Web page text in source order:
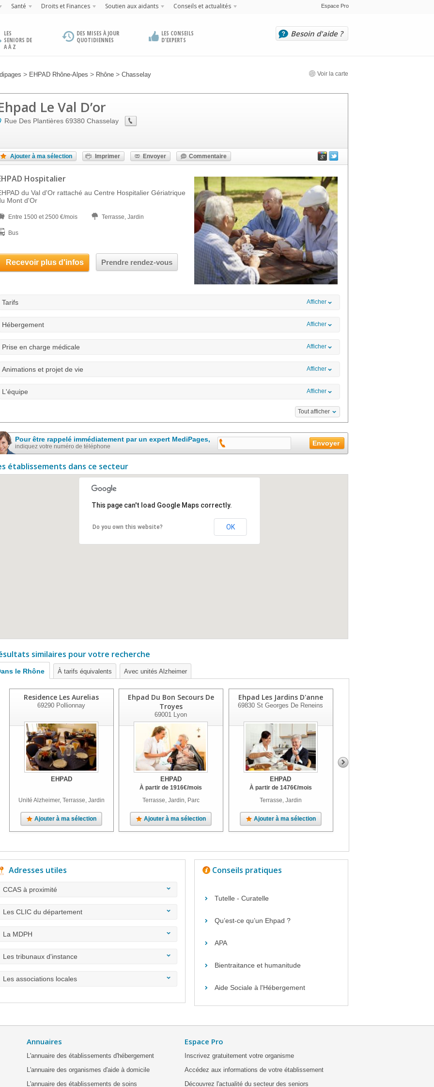
Santé Droits et Finances Soutien aux aidants Conseils et actualités Espace Pro
LES
SENIORS DE
A À Z
DES MISES À JOUR
QUOTIDIENNES
LES CONSEILS
D'EXPERTS
Besoin d'aide ?
> EHPAD Rhône-Alpes > Rhône > Chasselay Voir la carte
Le Val D’or
Rue Des Plantières 69380 Chasselay
Ajouter à ma sélection Imprimer Envoyer Commentaire
Hospitalier
du Val d'Or rattaché au Centre Hospitalier Gériatrique
Mont d'Or
Entre 1500 et 2500 €/mois Terrasse, Jardin
Bus
Recevoir plus d'infos Prendre rendez-vous
Tarifs Afficher
Hébergement Afficher
Prise en charge médicale Afficher
Animations et projet de vie Afficher
L'équipe Afficher
Tout afficher
Pour être rappelé immédiatement par un expert MediPages,
indiquez votre numéro de téléphone
établissements dans ce secteur
This page can't load Google Maps correctly.
Do you own this website? OK
similaires pour votre recherche
le Rhône À tarifs équivalents Avec unités Alzheimer
Residence Les Aurelias
69290 Pollionnay
EHPAD
Unité Alzheimer, Terrasse, Jardin
Ajouter à ma sélection
Ehpad Du Bon Secours De
Troyes
69001 Lyon
EHPAD
À partir de1916€/mois
Terrasse, Jardin, Parc
Ajouter à ma sélection
Ehpad Les Jardins D'anne
69830 St Georges De Reneins
EHPAD
À partir de 1476€/mois
Terrasse, Jardin
Ajouter à ma sélection
Adresses utiles
CCAS à proximité
Les CLIC du département
La MDPH
Les tribunaux d'instance
Les associations locales
Conseils pratiques
Tutelle - Curatelle
Qu’est-ce qu’un Ehpad ?
APA
Bientraitance et humanitude
Aide Sociale à l'Hébergement
Annuaires
L'annuaire des établissements d'hébergement
L'annuaire des organismes d'aide à domicile
L'annuaire des établissements de soins
Espace Pro
Inscrivez gratuitement votre organisme
Accédez aux informations de votre établissement
Découvrez l'actualité du secteur des seniors